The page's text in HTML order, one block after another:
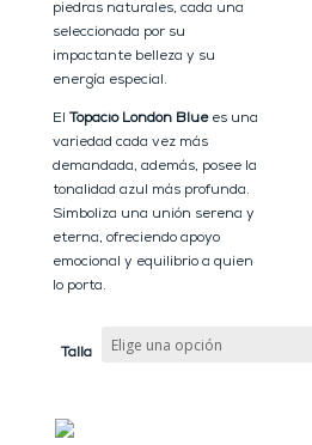
piedras naturales, cada una
seleccionada por su
impactante belleza y su
energía especial.
ElTopacio London Bluees una
variedad cada vez más
demandada, además, posee la
tonalidad azul más profunda.
Simboliza una unión serena y
eterna, ofreciendo apoyo
emocional y equilibrio a quien
lo porta.
Talla